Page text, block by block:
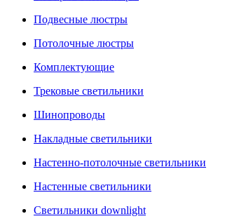
Подвесные люстры
Потолочные люстры
Комплектующие
Трековые светильники
Шинопроводы
Накладные светильники
Настенно-потолочные светильники
Настенные светильники
Светильники downlight